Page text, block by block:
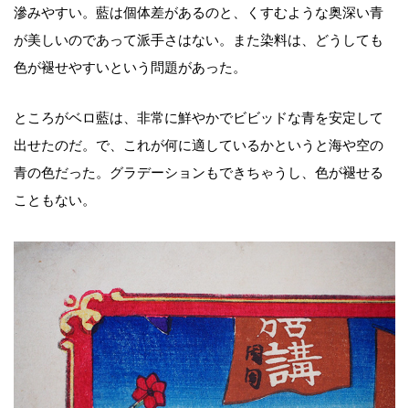
滲みやすい。藍は個体差があるのと、くすむような奥深い青
が美しいのであって派手さはない。また染料は、どうしても
色が褪せやすいという問題があった。
ところがベロ藍は、非常に鮮やかでビビッドな青を安定して
出せたのだ。で、これが何に適しているかというと海や空の
青の色だった。グラデーションもできちゃうし、色が褪せる
こともない。